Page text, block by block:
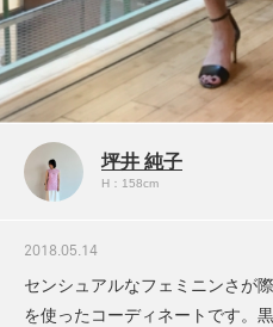
坪井 純子
H：158cm
2018.05.14
センシュアルなフェミニンさが
を使ったコーディネートです。